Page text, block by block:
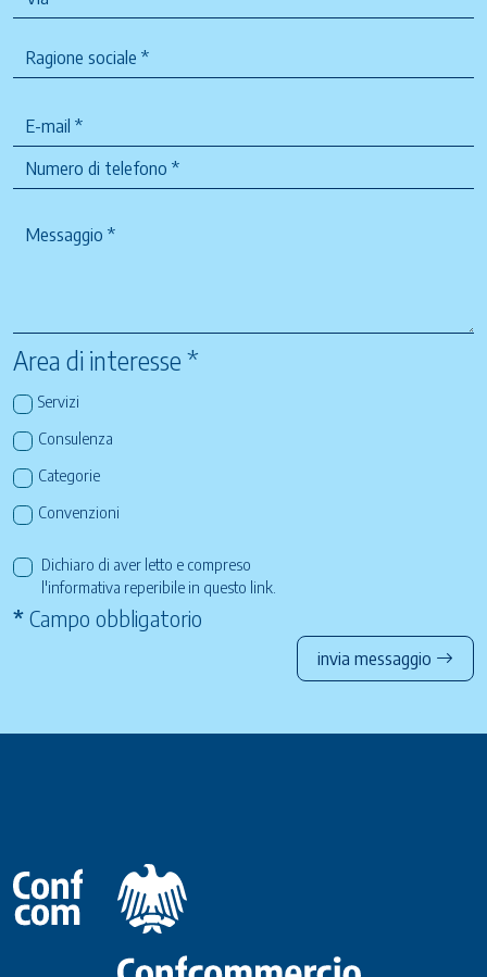
Area di interesse *
Servizi
Consulenza
Categorie
Convenzioni
Dichiaro di aver letto e compreso
l'informativa reperibile in questo link
* Campo obbligatorio
invia messaggio